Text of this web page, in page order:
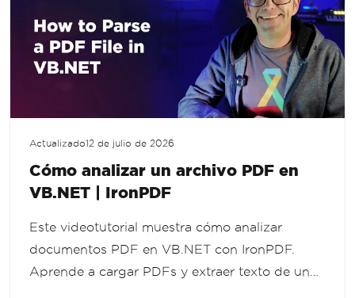
Actualizado12 de julio de 2026
Cómo analizar un archivo PDF en
VB.NET | IronPDF
Este videotutorial muestra cómo analizar
documentos PDF en VB.NET con IronPDF.
Aprende a cargar PDFs y extraer texto de un